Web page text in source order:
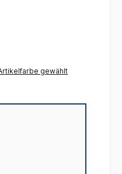
gewählt